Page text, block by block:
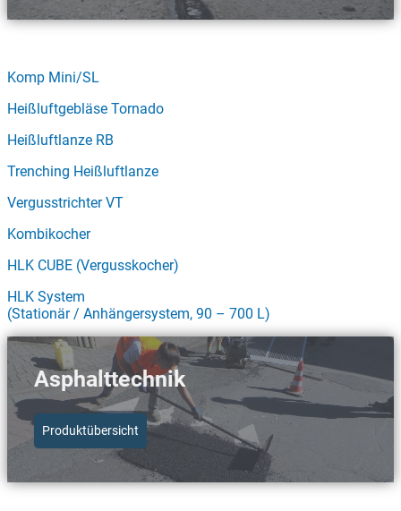
Komp Mini/SL
Heißluftgebläse Tornado
Heißluftlanze RB
Trenching Heißluftlanze
Vergusstrichter VT
Kombikocher
HLK CUBE (Vergusskocher)
HLK System
(Stationär / Anhängersystem, 90 – 700 L)
Asphalttechnik
Produktübersicht